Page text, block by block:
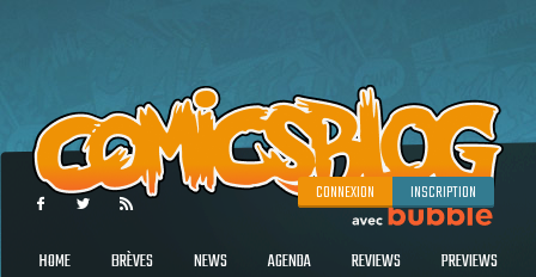
CONNEXION INSCRIPTION
HOME BRÈVES NEWS AGENDA REVIEWS PREVIEWS